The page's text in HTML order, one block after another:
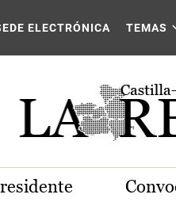
La
ELECTRÓNICA TEMAS